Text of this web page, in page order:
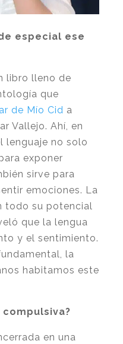
especial ese
libro lleno de
que
de Mío Cid a
Vallejo. Ahí, en
lenguaje no solo
exponer
sirve para
emociones. La
todo su potencial
que la lengua
y el sentimiento.
la
habitamos este
en una